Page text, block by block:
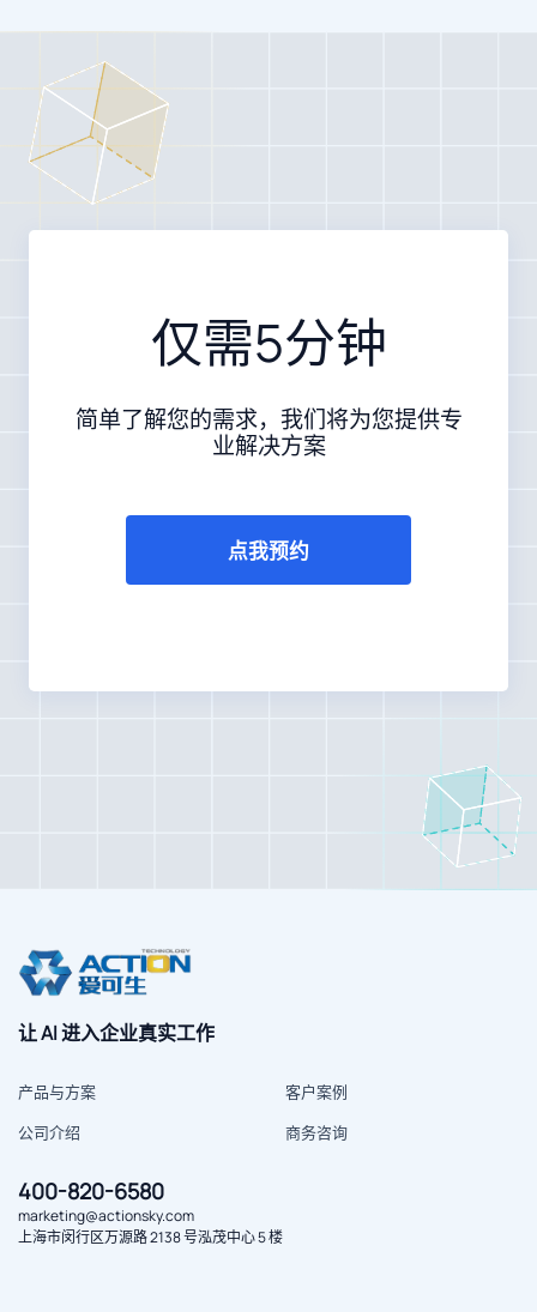
仅需5分钟
简单了解您的需求，我们将为您提供专
业解决方案
点我预约
让 AI 进入企业真实工作
产品与方案
客户案例
公司介绍
商务咨询
400-820-6580
marketing@actionsky.com
上海市闵行区万源路 2138 号泓茂中心 5 楼